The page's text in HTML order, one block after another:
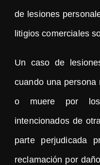
de lesiones
litigios comerciales
Un caso de
cuando una persona
o muere por
intencionados de
parte perjudicada
reclamación por